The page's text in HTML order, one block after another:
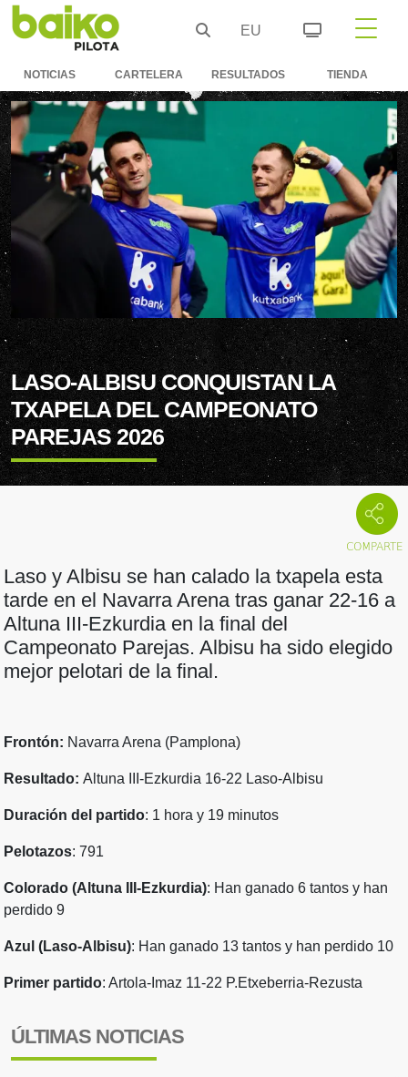
EU
NOTICIAS CARTELERA RESULTADOS TIENDA
LASO-ALBISU CONQUISTAN LA
TXAPELA DEL CAMPEONATO
PAREJAS 2026
Laso y Albisu se han calado la txapela esta
tarde en el Navarra Arena tras ganar 22-16 a
Altuna III-Ezkurdia en la final del
Campeonato Parejas. Albisu ha sido elegido
mejor pelotari de la final.
Frontón: Navarra Arena (Pamplona)
Resultado: Altuna III-Ezkurdia 16-22 Laso-Albisu
Duración del partido: 1 hora y 19 minutos
Pelotazos: 791
Colorado (Altuna III-Ezkurdia): Han ganado 6 tantos y han
perdido 9
Azul (Laso-Albisu): Han ganado 13 tantos y han perdido 10
Primer partido: Artola-Imaz 11-22 P.Etxeberria-Rezusta
ÚLTIMAS NOTICIAS